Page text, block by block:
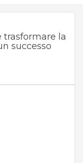
trasformare la
successo